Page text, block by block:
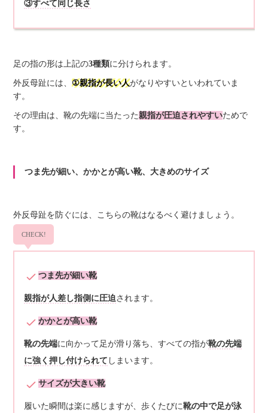
③すべて同じ長さ
足の指の形は上記の3種類に分けられます。
外反母趾には、①親指が長い人がなりやすいといわれていま
す。
その理由は、靴の先端に当たった親指が圧迫されやすいためで
す。
つま先が細い、かかとが高い靴、大きめのサイズ
外反母趾を防ぐには、こちらの靴はなるべく避けましょう。
CHECK!
つま先が細い靴
親指が人差し指側に圧迫されます。
かかとが高い靴
靴の先端に向かって足が滑り落ち、すべての指が靴の先端
に強く押し付けられて しまいます。
サイズが大きい靴
履いた瞬間は楽に感じますが、歩くたびに靴の中で足が泳